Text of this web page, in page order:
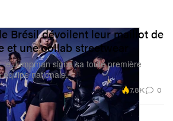
Brésil dévoilent leur maillot de
une collab streetwear
le Jumpman signe sa toute première
équipe nationale.
7.8K 0